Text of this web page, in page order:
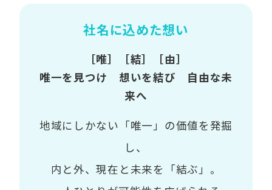
社名に込めた想い
［唯］［結］［由］
唯一を見つけ 想いを結び 自由な未
来へ
地域にしかない「唯一」の価値を発掘
し、
内と外、現在と未来を「結ぶ」。